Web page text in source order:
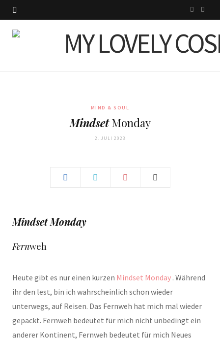
s n
MIND & SOUL
MindsetMonday
2. JULI 2023
Mindset Monday
Fernweh
Heute gibt es nur einen kurzen Mindset Monday . Während
ihr den lest, bin ich wahrscheinlich schon wieder
unterwegs, auf Reisen. Das Fernweh hat mich mal wieder
gepackt. Fernweh bedeutet für mich nicht unbedingt ein
anderer Kontinent, Fernweh bedeutet für mich Neues